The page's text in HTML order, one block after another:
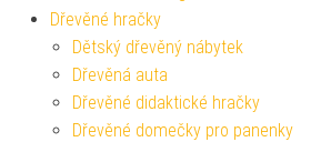
Dřevěné hračky
Dětský dřevěný nábytek
Dřevěná auta
Dřevěné didaktické hračky
Dřevěné domečky pro panenky